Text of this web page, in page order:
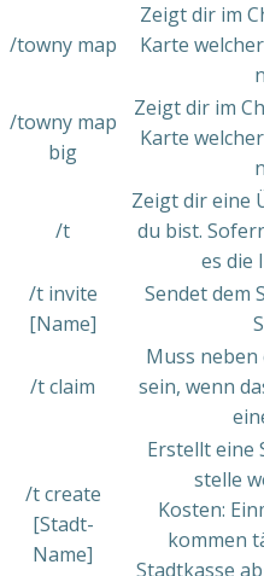
/towny map
Zeigt dir im
Karte
/towny map
big
Zeigt dir im
Karte
/t
Zeigt dir eine
du bist.
es die
/t invite
[Name]
Sendet dem
/t claim
Muss
sein, wenn
/t create
[Stadt-
Name]
Erstellt eine
stelle
Kosten:
kommen
Stadtkasse